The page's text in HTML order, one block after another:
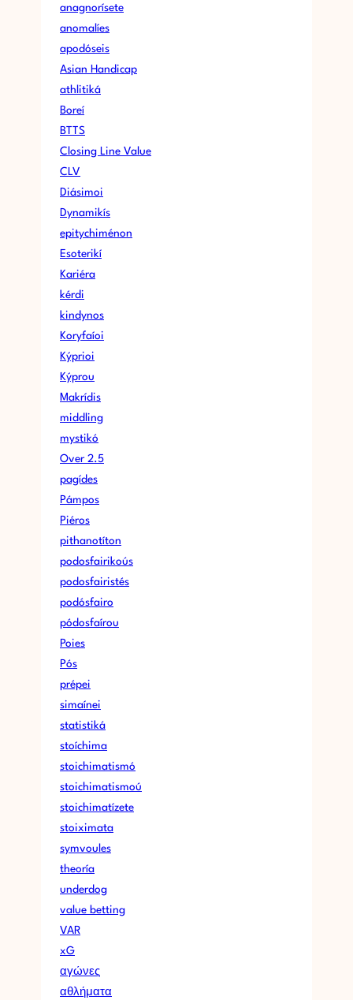
A
anagnorísete
anomalíes
apodóseis
Asian Handicap
athlitiká
Boreí
BTTS
Closing Line Value
CLV
Diásimoi
Dynamikís
epitychiménon
Esoterikí
Kariéra
kérdi
kindynos
Koryfaíoi
Kýprioi
Kýprou
Makrídis
middling
mystikó
Over 2.5
pagídes
Pámpos
Piéros
pithanotíton
podosfairikoús
podosfairistés
podósfairo
pódosfaírou
Poies
Pós
prépei
simaínei
statistiká
stoíchima
stoichimatismó
stoichimatismoú
stoichimatízete
stoiximata
symvoules
theoría
underdog
value betting
VAR
xG
αγώνες
αθλήματα